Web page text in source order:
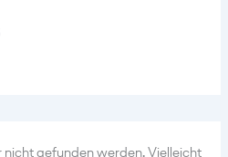
nicht gefunden werden. Vielleicht